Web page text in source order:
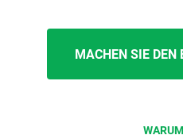
MACHEN SIE DEN